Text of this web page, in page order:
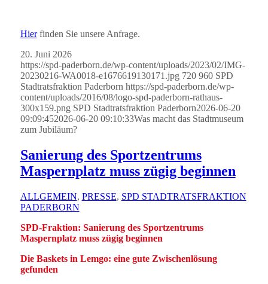
Hierfinden Sie unsere Anfrage.
20. Juni 2026
https://spd-paderborn.de/wp-content/uploads/2023/02/IMG-
20230216-WA0018-e1676619130171.jpg 720 960 SPD
Stadtratsfraktion Paderborn https://spd-paderborn.de/wp-
content/uploads/2016/08/logo-spd-paderborn-rathaus-
300x159.png SPD Stadtratsfraktion Paderborn2026-06-20
09:09:452026-06-20 09:10:33Was macht das Stadtmuseum
zum Jubiläum?
Sanierung des Sportzentrums
Maspernplatz muss zügig beginnen
ALLGEMEIN, PRESSE, SPD STADTRATSFRAKTION
PADERBORN
SPD-Fraktion: Sanierung des Sportzentrums
Maspernplatz muss zügig beginnen
Die Baskets in Lemgo: eine gute Zwischenlösung
gefunden